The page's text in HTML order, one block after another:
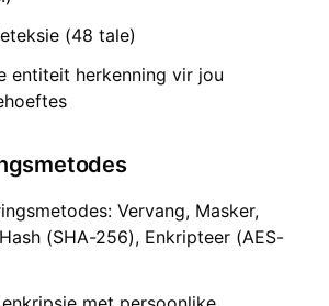
(48 tale)
entiteit herkenning vir jou
Vervang, Masker,
(SHA-256), Enkripteer (AES-